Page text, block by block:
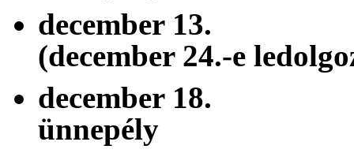
december
(december 24.-e
december
ünnepély